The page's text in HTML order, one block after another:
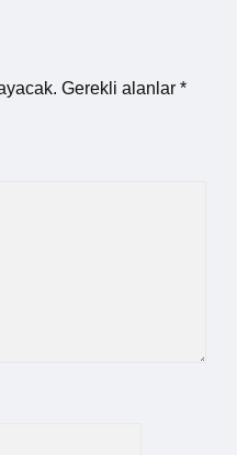
Gerekli alanlar *